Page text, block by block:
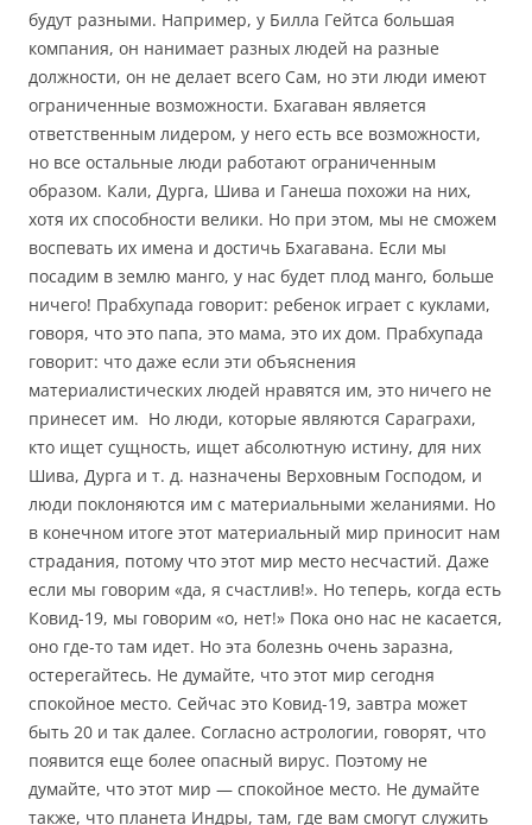
будут разными. Например, у Билла Гейтса большая
компания, он нанимает разных людей на разные
должности, он не делает всего Сам, но эти люди имеют
ограниченные возможности. Бхагаван является
ответственным лидером, у него есть все возможности,
но все остальные люди работают ограниченным
образом. Кали, Дурга, Шива и Ганеша похожи на них,
хотя их способности велики. Но при этом, мы не сможем
воспевать их имена и достичь Бхагавана. Если мы
посадим в землю манго, у нас будет плод манго, больше
ничего! Прабхупада говорит: ребенок играет с куклами,
говоря, что это папа, это мама, это их дом. Прабхупада
говорит: что даже если эти объяснения
материалистических людей нравятся им, это ничего не
принесет им. Но люди, которые являются Сараграхи,
кто ищет сущность, ищет абсолютную истину, для них
Шива, Дурга и т. д. назначены Верховным Господом, и
люди поклоняются им с материальными желаниями. Но
в конечном итоге этот материальный мир приносит нам
страдания, потому что этот мир место несчастий. Даже
если мы говорим «да, я счастлив!». Но теперь, когда есть
Ковид-19, мы говорим «о, нет!» Пока оно нас не касается,
оно где-то там идет. Но эта болезнь очень заразна,
остерегайтесь. Не думайте, что этот мир сегодня
спокойное место. Сейчас это Ковид-19, завтра может
быть 20 и так далее. Согласно астрологии, говорят, что
появится еще более опасный вирус. Поэтому не
думайте, что этот мир — спокойное место. Не думайте
также, что планета Индры, там, где вам смогут служить